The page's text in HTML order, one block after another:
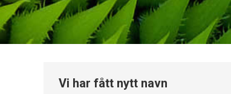
Vi har fått nytt navn